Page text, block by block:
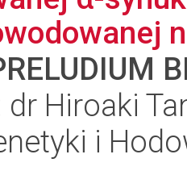
dr Hiroaki
i